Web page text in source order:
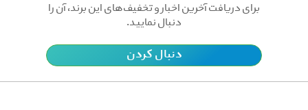
برای دریافت آخرین اخبار و تخفیف‌های این برند، آن را
دنبال نمایید.
دنبال کردن